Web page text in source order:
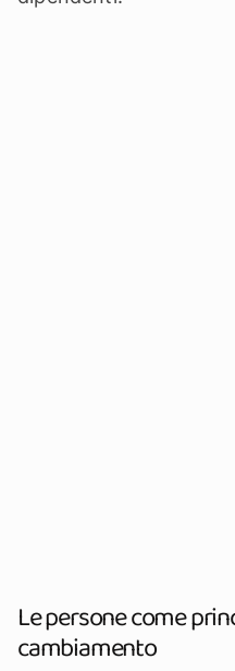
Le persone come
cambiamento